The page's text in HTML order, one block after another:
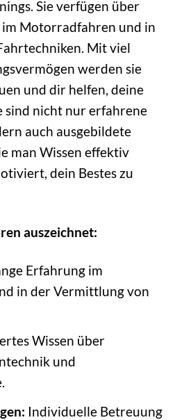
Sie verfügen über
Motorradfahren und in
Mit viel
werden sie
und dir helfen, deine
sind nicht nur erfahrene
auch ausgebildete
man Wissen effektiv
dein Bestes zu
auszeichnet:
Erfahrung im
in der Vermittlung von
Wissen über
und
Individuelle Betreuung